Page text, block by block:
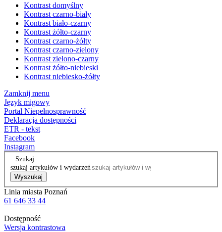
Kontrast domyślny
Kontrast czarno-biały
Kontrast biało-czarny
Kontrast żółto-czarny
Kontrast czarno-żółty
Kontrast czarno-zielony
Kontrast zielono-czarny
Kontrast żółto-niebieski
Kontrast niebiesko-żółty
Zamknij menu
Język migowy
Portal Niepełnosprawność
Deklaracja dostępności
ETR - tekst
Facebook
Instagram
Szukaj
szukaj artykułów i wydarzeń
Wyszukaj
Linia miasta Poznań
61 646 33 44
Dostępność
Wersja kontrastowa